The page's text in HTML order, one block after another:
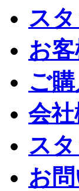
ス
お
ご
会
ス
お